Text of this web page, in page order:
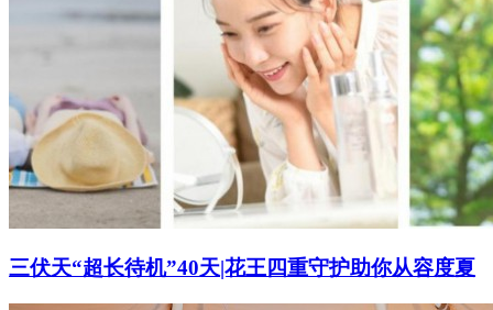
三伏天“超长待机”40天|花王四重守护助你从容度夏